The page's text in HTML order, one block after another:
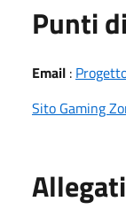
Punti
Email :
Sito Gaming
Allegati